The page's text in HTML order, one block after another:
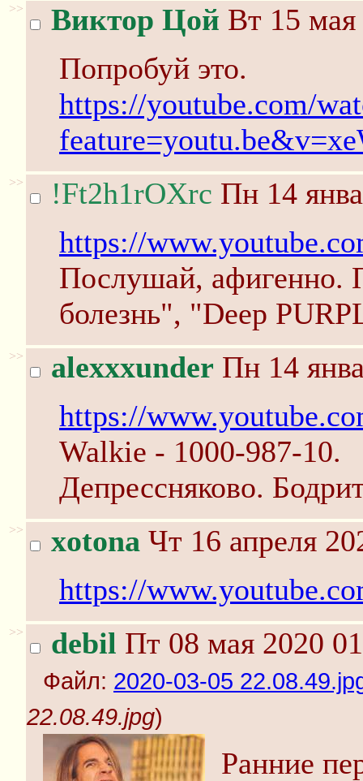
>> Виктор Цой Вт 15
Попробуй это.
https://youtube.com/
>> !Ft2h1rOXrc Пн 14
https://
Послушай,
болезнь", "Deep
>> alexxxunder Пн 14
https://
Walkie - 1000-987-10.
Депрессняково.
>> xotona Чт 16 апреля
https://
>> debil Пт 08 мая 2020
Файл: 2020-03-05
22.08.49.jpg)
Ранние